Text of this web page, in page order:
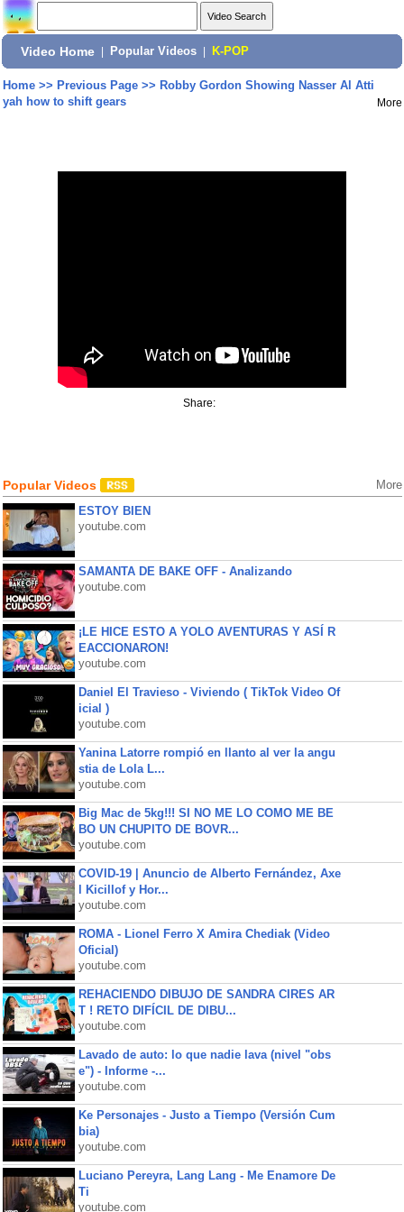
Video Home Popular Videos K-POP
Home>> Previous Page>> Robby Gordon Showing Nasser Al Atti
yah how to shift gears
More
Share:
Popular Videos More
ESTOY BIEN
youtube.com
SAMANTA DE BAKE OFF - Analizando
youtube.com
¡LE HICE ESTO A YOLO AVENTURAS Y ASÍ R
EACCIONARON!
youtube.com
Daniel El Travieso - Viviendo ( TikTok Video Of
icial )
youtube.com
Yanina Latorre rompió en llanto al ver la angu
stia de Lola L...
youtube.com
Big Mac de 5kg!!! SI NO ME LO COMO ME BE
BO UN CHUPITO DE BOVR...
youtube.com
COVID-19 | Anuncio de Alberto Fernández, Axe
l Kicillof y Hor...
youtube.com
ROMA - Lionel Ferro X Amira Chediak (Video
Oficial)
youtube.com
REHACIENDO DIBUJO DE SANDRA CIRES AR
T ! RETO DIFÍCIL DE DIBU...
youtube.com
Lavado de auto: lo que nadie lava (nivel "obs
e") - Informe -...
youtube.com
Ke Personajes - Justo a Tiempo (Versión Cum
bia)
youtube.com
Luciano Pereyra, Lang Lang - Me Enamore De
Ti
youtube.com